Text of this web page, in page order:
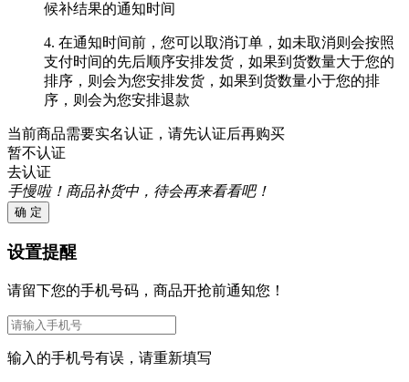
候补结果的通知时间
4. 在通知时间前，您可以取消订单，如未取消则会按照
支付时间的先后顺序安排发货，如果到货数量大于您的
排序，则会为您安排发货，如果到货数量小于您的排
序，则会为您安排退款
当前商品需要实名认证，请先认证后再购买
暂不认证
去认证
手慢啦！商品补货中，待会再来看看吧！
确 定
设置提醒
请留下您的手机号码，商品开抢前通知您！
输入的手机号有误，请重新填写